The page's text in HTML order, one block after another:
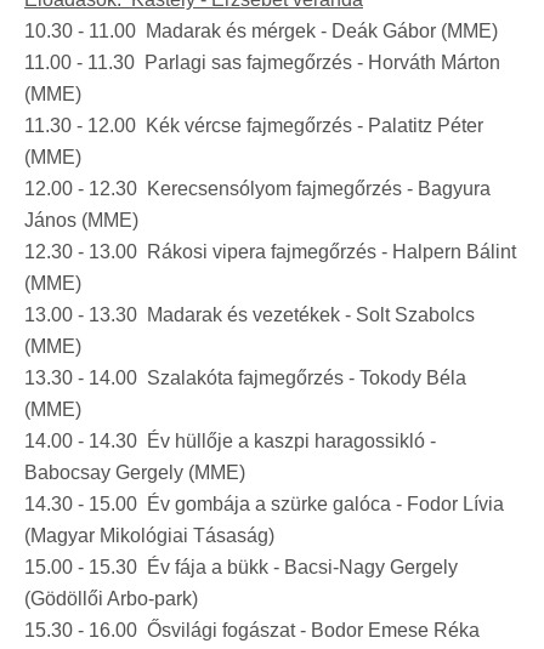
10.30 - 11.00 Madarak és mérgek - Deák Gábor (MME)
11.00 - 11.30 Parlagi sas fajmegőrzés - Horváth Márton
(MME)
11.30 - 12.00 Kék vércse fajmegőrzés - Palatitz Péter
(MME)
12.00 - 12.30 Kerecsensólyom fajmegőrzés - Bagyura
János (MME)
12.30 - 13.00 Rákosi vipera fajmegőrzés - Halpern Bálint
(MME)
13.00 - 13.30 Madarak és vezetékek - Solt Szabolcs
(MME)
13.30 - 14.00 Szalakóta fajmegőrzés - Tokody Béla
(MME)
14.00 - 14.30 Év hüllője a kaszpi haragossikló -
Babocsay Gergely (MME)
14.30 - 15.00 Év gombája a szürke galóca - Fodor Lívia
(Magyar Mikológiai Tásaság)
15.00 - 15.30 Év fája a bükk - Bacsi-Nagy Gergely
(Gödöllői Arbo-park)
15.30 - 16.00 Ősvilági fogászat - Bodor Emese Réka